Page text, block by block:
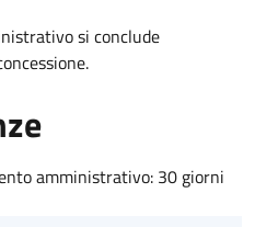
si conclude
amministrativo: 30 giorni